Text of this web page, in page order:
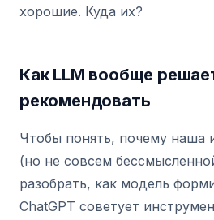
хорошие. Куда их?
Как LLM вообще
рекомендовать
Чтобы понять, почему наша
(но не совсем
разобрать, как модель
ChatGPT советует